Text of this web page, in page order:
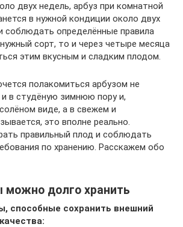
двух недель, арбуз при комнатной
в нужной кондиции около двух
соблюдать определённые правила
сорт, то и через четыре месяца
этим вкусным и сладким плодом.
полакомиться арбузом не
в студёную зимнюю пору и,
виде, а в свежем и
это вполне реально.
правильный плод и соблюдать
по хранению. Расскажем обо
можно долго хранить
способные сохранить внешний